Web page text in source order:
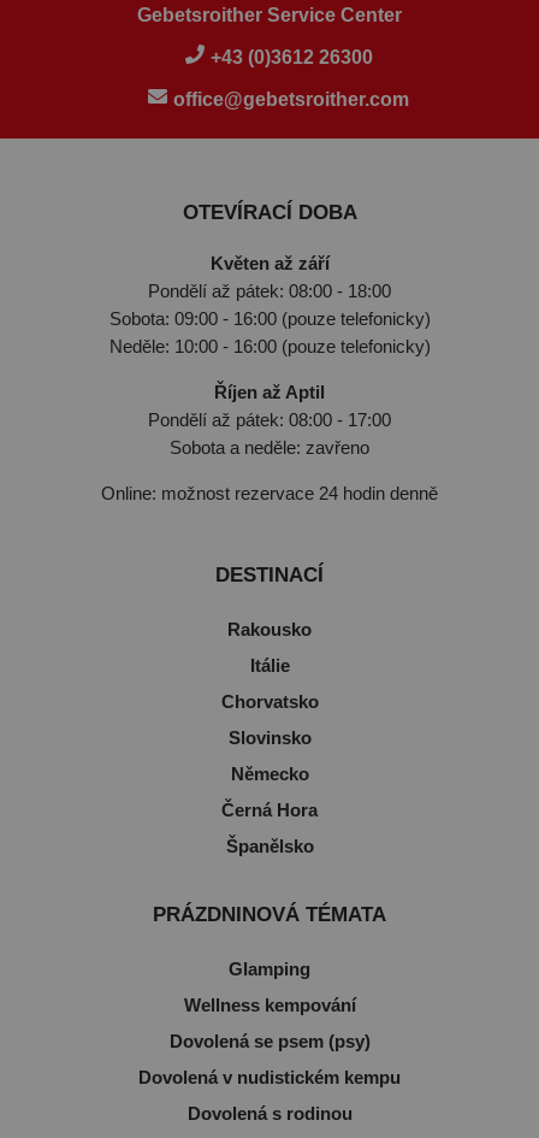
Gebetsroither Service Center
+43 (0)3612 26300
office@gebetsroither.com
OTEVÍRACÍ DOBA
Květen až září
Pondělí až pátek: 08:00 - 18:00
Sobota: 09:00 - 16:00 (pouze telefonicky)
Neděle: 10:00 - 16:00 (pouze telefonicky)
Říjen až Aptil
Pondělí až pátek: 08:00 - 17:00
Sobota a neděle: zavřeno
Online: možnost rezervace 24 hodin denně
DESTINACÍ
Rakousko
Itálie
Chorvatsko
Slovinsko
Německo
Černá Hora
Španělsko
PRÁZDNINOVÁ TÉMATA
Glamping
Wellness kempování
Dovolená se psem (psy)
Dovolená v nudistickém kempu
Dovolená s rodinou